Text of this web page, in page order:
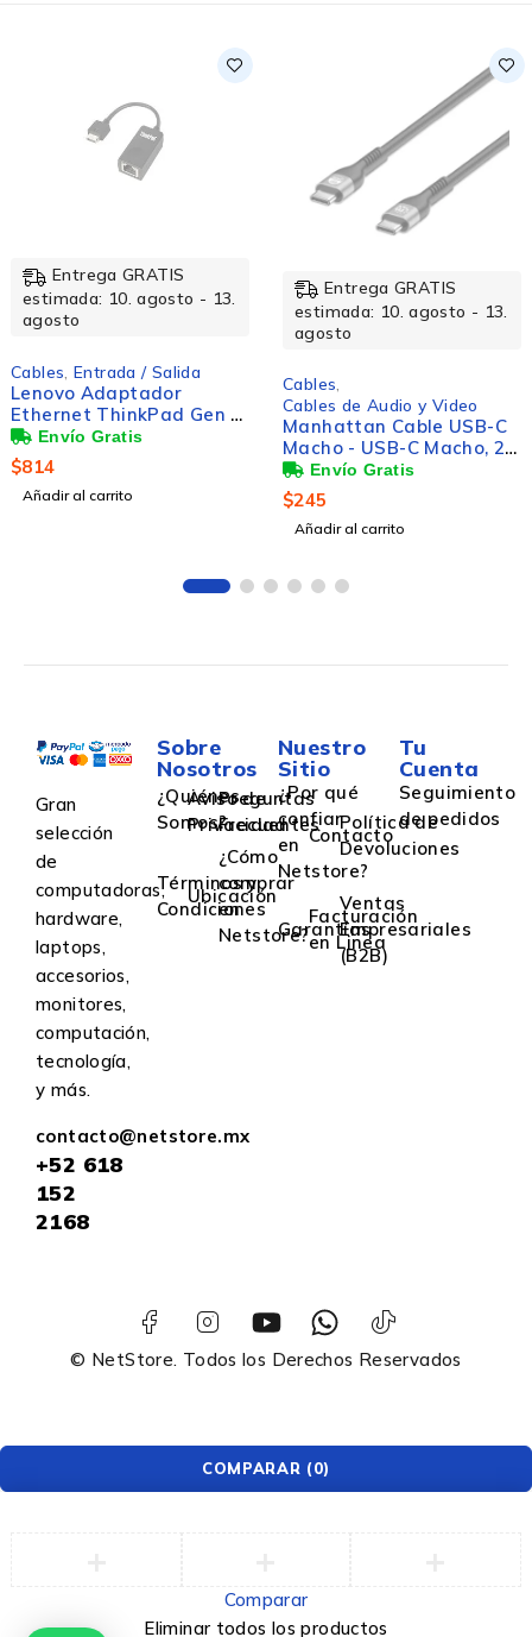
Entrega GRATIS
estimada: 10. agosto - 13.
agosto
Cables Entrada / Salida
Lenovo Adaptador
Ethernet ThinkPad Gen 2,
RJ-45, Negro
$814
Añadir al carrito
Entrega GRATIS
estimada: 10. agosto - 13.
agosto
Cables
Cables de Audio y Video
Manhattan Cable USB-C
Macho - USB-C Macho, 2
Metros
$245
Añadir al carrito
Gran
selección
de
computadoras,
hardware,
laptops,
accesorios,
monitores,
computación,
tecnología,
y más.
contacto@netstore.mx
+52 618
152
2168
Sobre
Nosotros
¿Quiénes
Somos?
Aviso de
Privacidad
Preguntas
Frecuentes
Términos y
Condiciones
Ubicación
¿Cómo
comprar
en
Netstore?
Nuestro
Sitio
¿Por qué
confiar
en
Netstore?
Contacto
Política de
Devoluciones
Garantías
Facturación
en Linea
Ventas
Empresariales
(B2B)
Tu
Cuenta
Seguimiento
de pedidos
© NetStore. Todos los Derechos Reservados
COMPARAR (0)
Comparar
Eliminar todos los productos